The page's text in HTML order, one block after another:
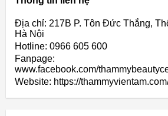
Địa chỉ: 217B P. Tôn Đức Thắng,
Hà Nội
Hotline: 0966 605 600
Fanpage:
www.facebook.com/
Website: https://